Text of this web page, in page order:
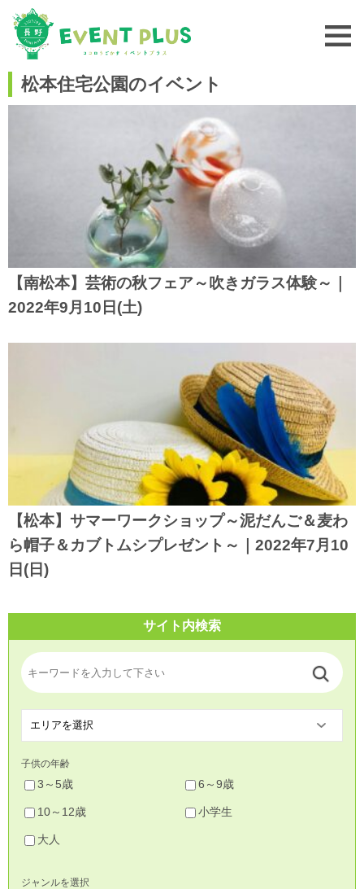
松本住宅公園のイベント
【南松本】芸術の秋フェア～吹きガラス体験～｜
2022年9月10日(土)
【松本】サマーワークショップ～泥だんご＆麦わ
ら帽子＆カブトムシプレゼント～｜2022年7月10
日(日)
サイト内検索
子供の年齢
3～5歳 6～9歳
10～12歳 小学生
大人
ジャンルを選択